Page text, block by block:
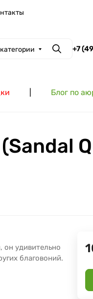
Поиск
+7
Блог по
он удивительно
благовоний.